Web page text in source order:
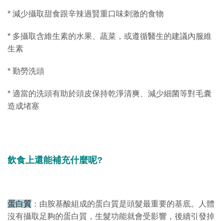
* 減少攝取甜食跟辛辣過賢重口味刺激的食物
* 多攝取含維生素的水果、蔬菜，或遵循醫生的建議內服維
生素
* 勤勞洗頭
* 適當的洗頭有助於頭皮保持乾淨清爽、減少細菌等對毛囊
造成堵塞
飲食上還能補充什麼呢?
蛋白質 ：由胺基酸組成的蛋白質是頭髮最重要的基底。人體
沒有攝取足夠的蛋白質，生髮功能就會受影響，後續引發掉